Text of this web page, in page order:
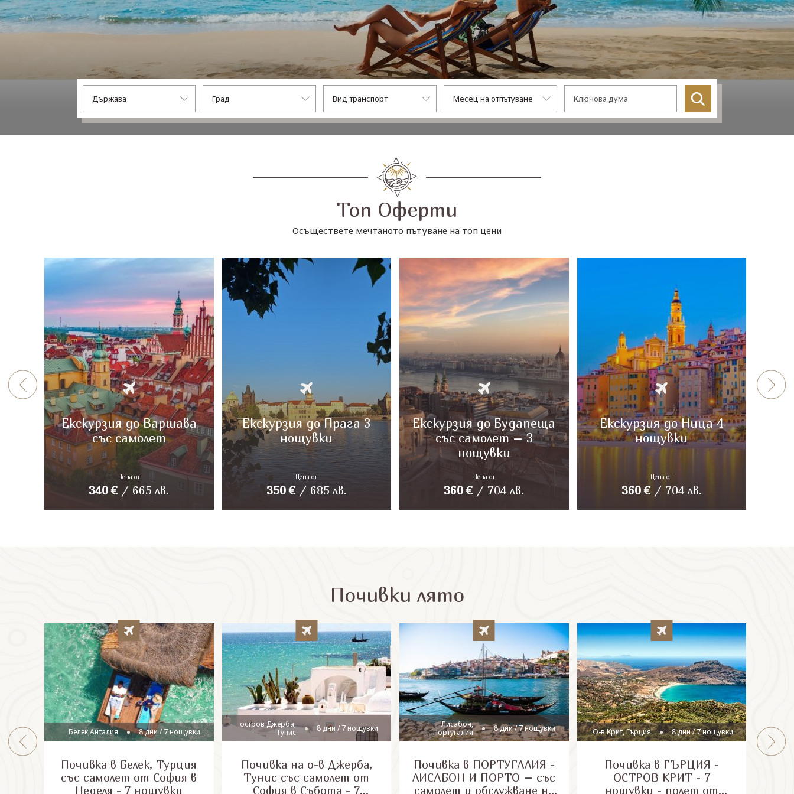
Топ Оферти
Осъществете мечтаното пътуване на топ цени
Екскурзия до Варшава
със самолет
Цена от
340 € / 665 лв.
Екскурзия до Прага 3
нощувки
Цена от
350 €/ 685 лв.
Екскурзия до Будапеща
със самолет – 3
нощувки
Цена от
360 € / 704 лв.
Екскурзия до Ница 4
нощувки
Цена от
360 €/ 704 лв.
Почивки лято
Белек,Анталия 8 дни / 7 нощувки
Почивка в Белек, Турция
със самолет от София в
Неделя - 7 нощувки
остров Джерба,
Тунис
8 дни / 7 нощувки
Почивка на о-в Джерба,
Тунис със самолет от
София в Събота - 7
Лисабон,
Португалия
8 дни / 7 нощувки
Почивка в ПОРТУГАЛИЯ -
ЛИСАБОН И ПОРТО – със
самолет и обслужване на
О-в Крит, Гърция 8 дни / 7 нощувки
Почивка в ГЪРЦИЯ -
ОСТРОВ КРИТ - 7
нощувки - полет от